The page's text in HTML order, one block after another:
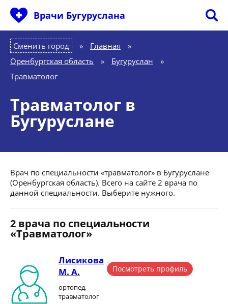
Врачи Бугуруслана
Сменить город Главная
»
Оренбургская область
» Бугуруслан
»
Травматолог
Травматолог в
Бугуруслане
Врач по специальности «травматолог» в Бугуруслане
(Оренбургская область). Всего на сайте 2 врача по
данной специальности. Выберите нужного.
2 врача по специальности
«Травматолог»
Лисикова
М. А.
ортопед,
травматолог
Посмотреть профиль